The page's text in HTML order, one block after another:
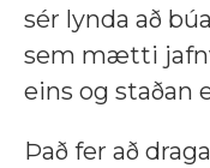
sér lynda að
sem mætti
eins og staðan
Það fer að